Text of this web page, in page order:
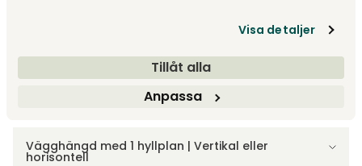
Visa detaljer
Tillåt alla
Anpassa
Visa fler +3
Vägghängd med 1 hyllplan | Vertikal eller
horisontell